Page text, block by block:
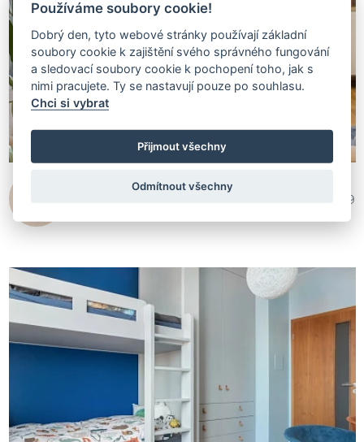
Iva Černá interiérový design
1 455 749
Používáme soubory cookie!
Dobrý den, tyto webové stránky používají základní
soubory cookie k zajištění svého správného fungování
a sledovací soubory cookie k pochopení toho, jak s
nimi pracujete. Ty se nastavují pouze po souhlasu.
Chci si vybrat
Přijmout všechny
Odmítnout všechny